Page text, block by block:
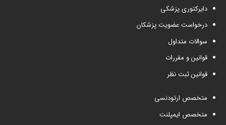
دایرکتوری پزشکی
درخواست عضویت پزشکان
سوالات متداول
قوانین و مقررات
قوانین ثبت نظر
متخصص ارتودنسی
متخصص ایمپلنت